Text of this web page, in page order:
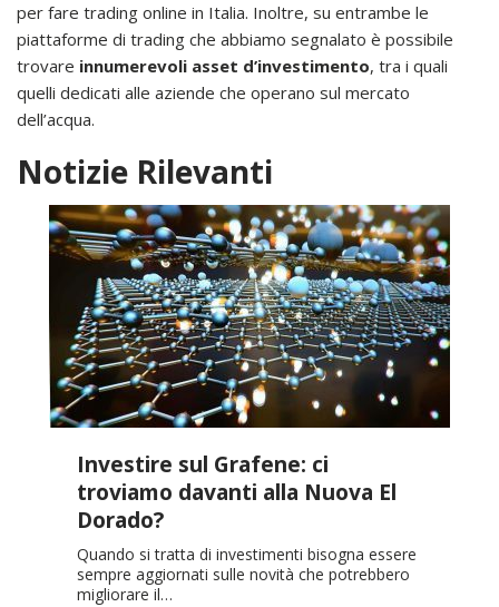
per fare trading online in Italia. Inoltre, su entrambe le
piattaforme di trading che abbiamo segnalato è possibile
trovare innumerevoli asset d’investimento, tra i quali
quelli dedicati alle aziende che operano sul mercato
dell’acqua.
Notizie Rilevanti
Investire sul Grafene: ci
troviamo davanti alla Nuova El
Dorado?
Quando si tratta di investimenti bisogna essere
sempre aggiornati sulle novità che potrebbero
migliorare il…